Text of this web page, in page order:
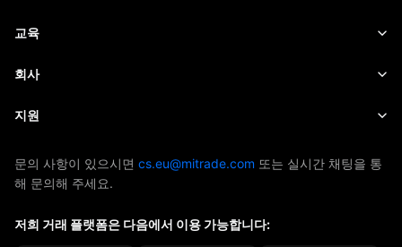
위험 관리
경제 캘린더
뉴스
교육
기초
EBook
회사
Mitrade 소개
수상과 영예
미디어 센터
지원
도움말
FAQ
문의 사항이 있으시면 cs.eu@mitrade.com 또는 실시간 채팅을 통
해 문의해 주세요.
저희 거래 플랫폼은 다음에서 이용 가능합니다: